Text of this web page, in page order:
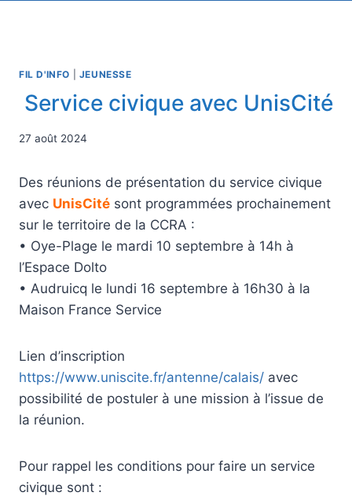
FIL D'INFO JEUNESSE
Service civique avec UnisCité
27 août 2024
Des réunions de présentation du service civique
avec UnisCité sont programmées prochainement
sur le territoire de la CCRA :
• Oye-Plage le mardi 10 septembre à 14h à
l’Espace Dolto
• Audruicq le lundi 16 septembre à 16h30 à la
Maison France Service
Lien d’inscription
https://www.uniscite.fr/antenne/calais/ avec
possibilité de postuler à une mission à l’issue de
la réunion.
Pour rappel les conditions pour faire un service
civique sont :